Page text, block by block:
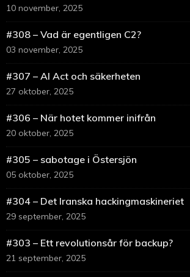
10 november, 2025
#308 – Vad är egentligen C2?
03 november, 2025
#307 – AI Act och säkerheten
27 oktober, 2025
#306 – När hotet kommer inifrån
20 oktober, 2025
#305 – sabotage i Östersjön
05 oktober, 2025
#304 – Det Iranska hackingmaskineriet
29 september, 2025
#303 – Ett revolutionsår för backup?
21 september, 2025